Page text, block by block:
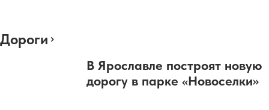
Дороги
В Ярославле построят новую
дорогу в парке «Новоселки»